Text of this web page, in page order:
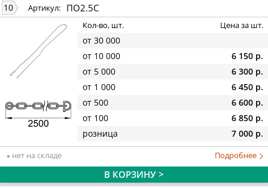
10 Артикул: ПО2.5С
Кол-во, шт. Цена за шт.
от 30 000
от 10 000
6 150 р.
от 5 000
6 300 р.
от 1 000
6 450 р.
от 500
6 600 р.
от 100
6 850 р.
розница
7 000 р.
нет на складе Подробнее
В КОРЗИНУ >